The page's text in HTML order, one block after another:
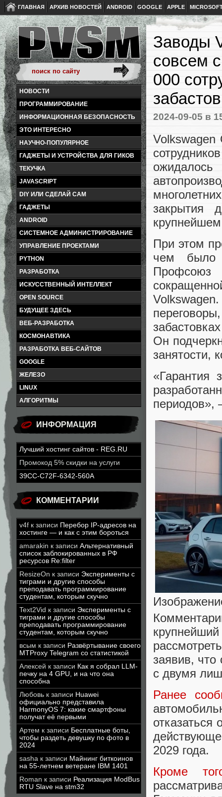
ГЛАВНАЯ АРХИВ НОВОСТЕЙ ANDROID GOOGLE APPLE
НОВОСТИ
ПРОГРАММИРОВАНИЕ
ИНФОРМАЦИОННАЯ БЕЗОПАСНОСТЬ
ЭТО ИНТЕРЕСНО
НАУЧНО-ПОПУЛЯРНОЕ
ГАДЖЕТЫ И УСТРОЙСТВА ДЛЯ ГИКОВ
ТЕКУЧКА
JAVASCRIPT
DIY ИЛИ СДЕЛАЙ САМ
ГАДЖЕТЫ
ANDROID
СИСТЕМНОЕ АДМИНИСТРИРОВАНИЕ
УПРАВЛЕНИЕ ПРОЕКТАМИ
PYTHON
РАЗРАБОТКА
ИСКУССТВЕННЫЙ ИНТЕЛЛЕКТ
OPEN SOURCE
БУДУЩЕЕ ЗДЕСЬ
ВЕБ-РАЗРАБОТКА
КОСМОНАВТИКА
РАЗРАБОТКА ВЕБ-САЙТОВ
GOOGLE
ЖЕЛЕЗО
LINUX
АЛГОРИТМЫ
ИНФОРМАЦИЯ
Лучший хостинг сайтов - REG.RU
Промокод 5% скидки на услуги
39CC-C72F-6342-560A
КОММЕНТАРИИ
v4f к записи Перебор IP-адресов на
хостинге — и как с этим бороться
amarakin к записи Альтернативный
список заблокированных в РФ
ресурсов Re:filter
ResizeOn к записи Эксперименты с
тиграми и другие способы
преподавать программирование
студентам, которым скучно
Text2Vid к записи Эксперименты с
тиграми и другие способы
преподавать программирование
студентам, которым скучно
всым к записи Развёртывание своего
MTProxy Telegram со статистикой
Алексей к записи Как я собрал LLM-
печку на 4 GPU, и на что она
способна
Любовь к записи Huawei
официально представила
HarmonyOS 7: какие смартфоны
получат её первыми
Артем к записи Бесплатные боты,
чтобы раздеть девушку по фото в
2024
sasha к записи Майнинг биткоинов
на 55-летнем ветеране IBM 1401
Roman к записи Реализация ModBus
RTU Slave на stm32
Заводы
совсем
000
2024-09-05 в
Volkswagen
закрытия
При этом
чем было
Профсоюз
Он
занятости,
«Гарантия
периодов»,
заявив,
с двумя
Ранее
отказаться
2029 года.
Кроме